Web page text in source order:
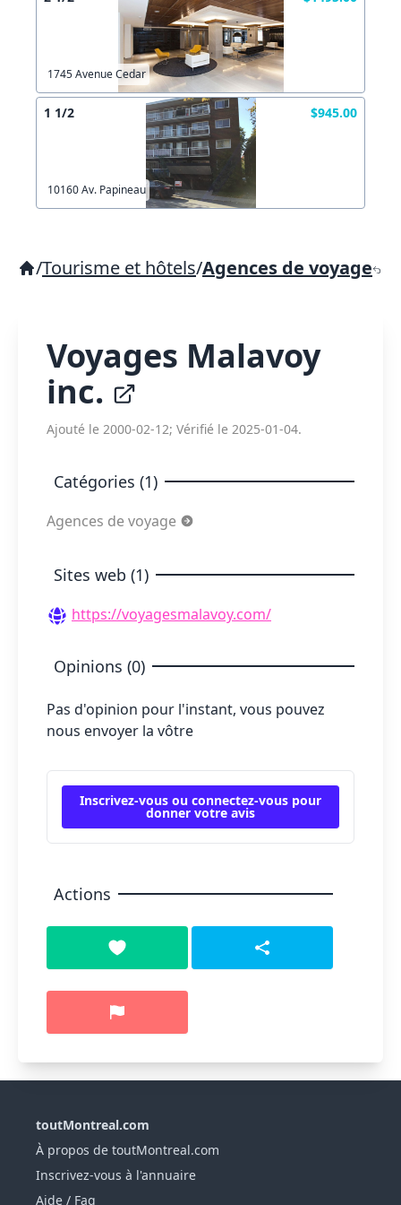
1745 Avenue Cedar
1 1/2 $945.00
10160 Av. Papineau
/Tourisme et hôtels/Agences de voyage
Voyages Malavoy
inc.
Ajouté le 2000-02-12; Vérifié le 2025-01-04.
Catégories (1)
Agences de voyage
Sites web (1)
https://voyagesmalavoy.com/
Opinions (0)
Pas d'opinion pour l'instant, vous pouvez
nous envoyer la vôtre
Inscrivez-vous ou connectez-vous pour
donner votre avis
Actions
toutMontreal.com
À propos de toutMontreal.com
Inscrivez-vous à l'annuaire
Aide / Faq